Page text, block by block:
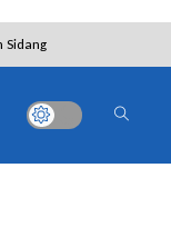
Sidang
KUHAP